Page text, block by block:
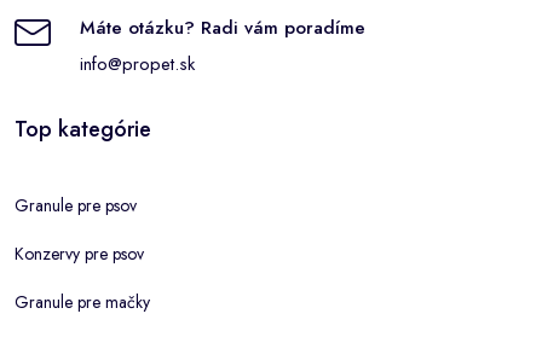
Máte otázku? Radi vám poradíme
info@propet.sk
Top kategórie
Granule pre psov
Konzervy pre psov
Granule pre mačky